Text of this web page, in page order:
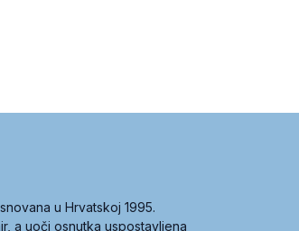
u Hrvatskoj 1995.
a uoči osnutka uspostavljena